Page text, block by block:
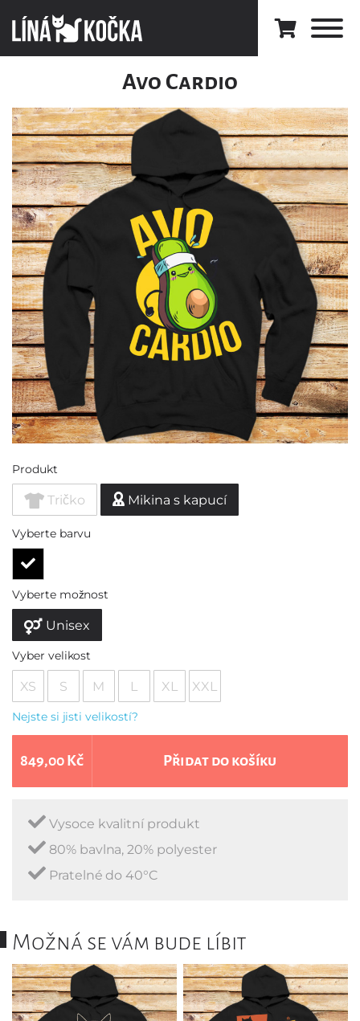
Avo Cardio
Produkt
Tričko Mikina s kapucí
Vyberte barvu
Vyberte možnost
Unisex
Vyber velikost
XS S M L XL XXL
Nejste si jisti velikostí?
849,00 Kč Přidat do košíku
Vysoce kvalitní produkt
80% bavlna, 20% polyester
Pratelné do 40°C
Možná se vám bude líbit